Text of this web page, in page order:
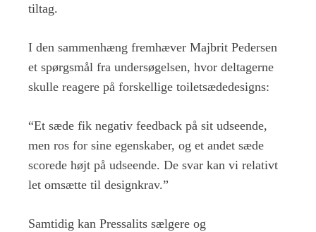
tiltag.
I den sammenhæng fremhæver Majbrit Pedersen
et spørgsmål fra undersøgelsen, hvor deltagerne
skulle reagere på forskellige toiletsædedesigns:
“Et sæde fik negativ feedback på sit udseende,
men ros for sine egenskaber, og et andet sæde
scorede højt på udseende. De svar kan vi relativt
let omsætte til designkrav.”
Samtidig kan Pressalits sælgere og